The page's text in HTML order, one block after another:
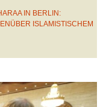
IN BERLIN:
ISLAMISTISCHEM